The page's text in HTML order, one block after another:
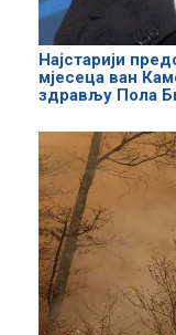
Најстарији
мјесеца ван
здрављу Пола